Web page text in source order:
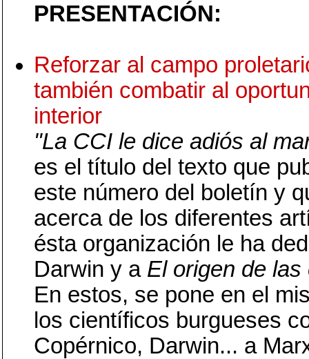
PRESENTACIÓN:
Reforzar al campo
también combatir al
interior
"La CCI le dice adiós al
es el título del texto que
este número del boletín y
acerca de los diferentes
ésta organización le ha
Darwin y a El origen de
En estos, se pone en el
los científicos burgueses
Copérnico, Darwin... a